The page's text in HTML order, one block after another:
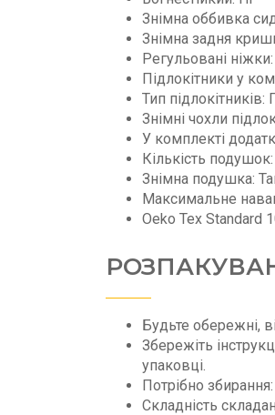
Знімна оббивка
Знімна задня
Регульовані ніжки:
Підлокітники у
Тип підлокітників:
Знімні чохли
У комплекті
Кількість
Знімна подушка:
Максимальне
Oeko Tex Standard
Будьте обережні,
Збережіть
упаковці.
Потрібно збирання:
Складність